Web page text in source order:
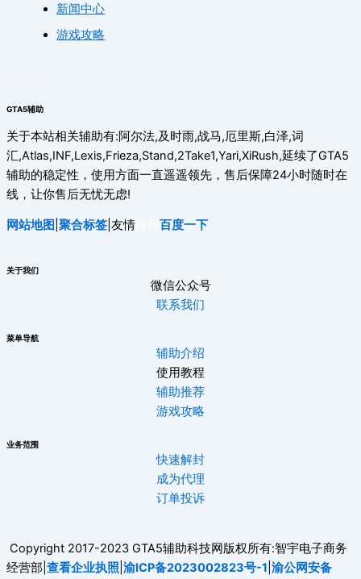
新闻中心
游戏攻略
GTA5辅助
关于本站相关辅助有:阿尔法,及时雨,战马,厄里斯,白泽,词
汇,Atlas,INF,Lexis,Frieza,Stand,2Take1,Yari,XiRush,延续了GTA5
辅助的稳定性，使用方面一直遥遥领先，售后保障24小时随时在
线，让你售后无忧无虑!
网站地图 聚合标签 |友情 百度一下
关于我们
微信公众号
联系我们
菜单导航
辅助介绍
使用教程
辅助推荐
游戏攻略
业务范围
快速解封
成为代理
订单投诉
Copyright 2017-2023 GTA5辅助科技网版权所有:智宇电子商务
经营部| 查看企业执照 渝ICP备2023002823号-1 渝公网安备